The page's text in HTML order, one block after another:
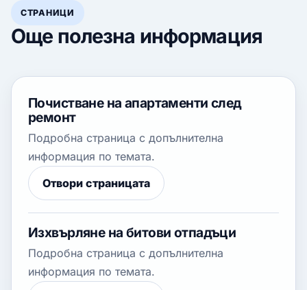
СТРАНИЦИ
Още полезна информация
Почистване на апартаменти след
ремонт
Подробна страница с допълнителна
информация по темата.
Отвори страницата
Изхвърляне на битови отпадъци
Подробна страница с допълнителна
информация по темата.